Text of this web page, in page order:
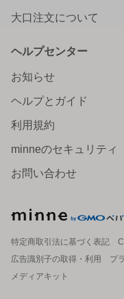
大口注文について
ヘルプセンター
お知らせ
ヘルプとガイド
利用規約
minneのセキュリティ
お問い合わせ
特定商取引法に基づく表記
広告識別子の取得・利用
プ
メディアキット